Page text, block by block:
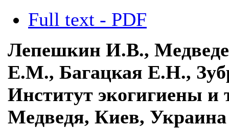
Full text - PDF
Лепешкин И.В.,
Е.М., Багацкая Е.Н.,
Институт экогигиены
Медведя, Киев, Украина